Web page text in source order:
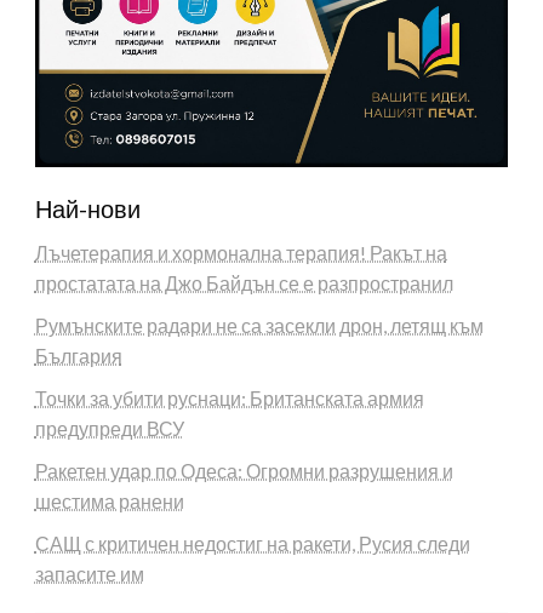
Най-нови
Лъчетерапия и хормонална терапия! Ракът на
простатата на Джо Байдън се е разпространил
Румънските радари не са засекли дрон, летящ към
България
Точки за убити руснаци: Британската армия
предупреди ВСУ
Ракетен удар по Одеса: Огромни разрушения и
шестима ранени
САЩ с критичен недостиг на ракети, Русия следи
запасите им